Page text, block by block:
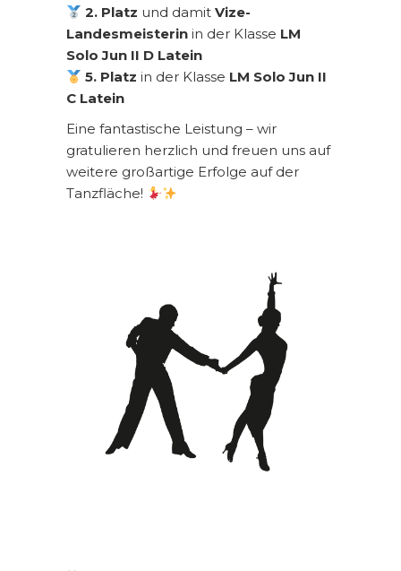
2. Platz und damitVize-
Landesmeisterin in der Klasse LM
Solo Jun II D Latein
5. Platz in der Klasse LM Solo Jun II
C Latein
Eine fantastische Leistung – wir
gratulieren herzlich und freuen uns auf
weitere großartige Erfolge auf der
Tanzfläche!